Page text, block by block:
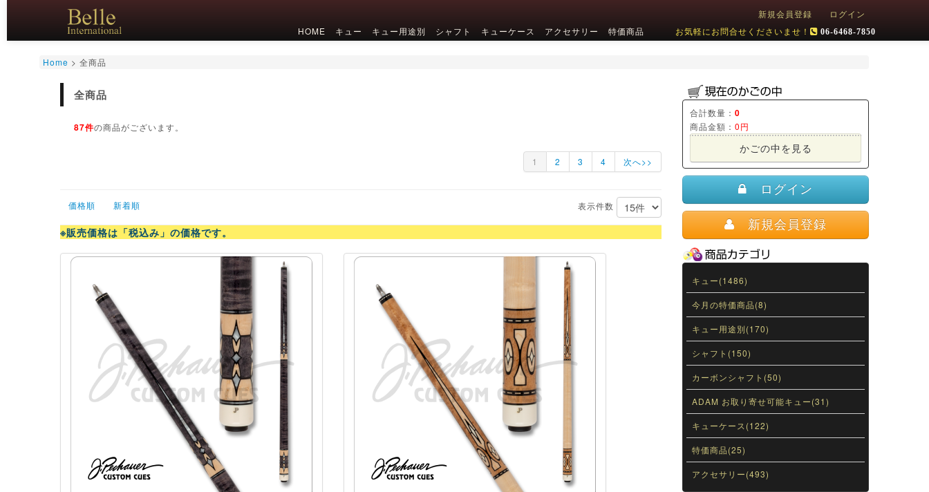
新規会員登録
ログイン
HOME
キュー キュー用途別 シャフト キューケース アクセサリー 特価商品 お気軽にお問合せくださいませ！ 06-6468-7850
Home > 全商品
全商品
87件の商品がございます。
1 2 3 4 次へ>>
価格順 新着順 表示件数
※販売価格は「税込み」の価格です。
合計数量： 0
商品金額： 0円
かごの中を見る
ログイン
新規会員登録
キュー(1486)
今月の特価商品(8)
キュー用途別(170)
シャフト(150)
カーボンシャフト(50)
ADAM お取り寄せ可能キュー(31)
キューケース(122)
特価商品(25)
アクセサリー(493)